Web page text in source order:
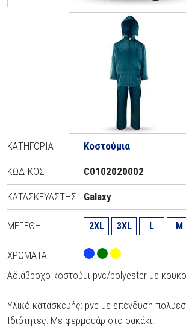
ΚΑΤΗΓΟΡΊΑ Κοστούμια
ΚΩΔΙΚΌΣ C0102020002
ΚΑΤΑΣΚΕΥΑΣΤΉΣ Galaxy
ΜΕΓΈΘΗ 2XL 3XL L M
ΧΡΏΜΑΤΑ
Αδιάβροχο κοστούμι pvc/polyester με
Υλικό κατασκευής: pvc με επένδυση
Ιδιότητες: Με φερμουάρ στο σακάκι.